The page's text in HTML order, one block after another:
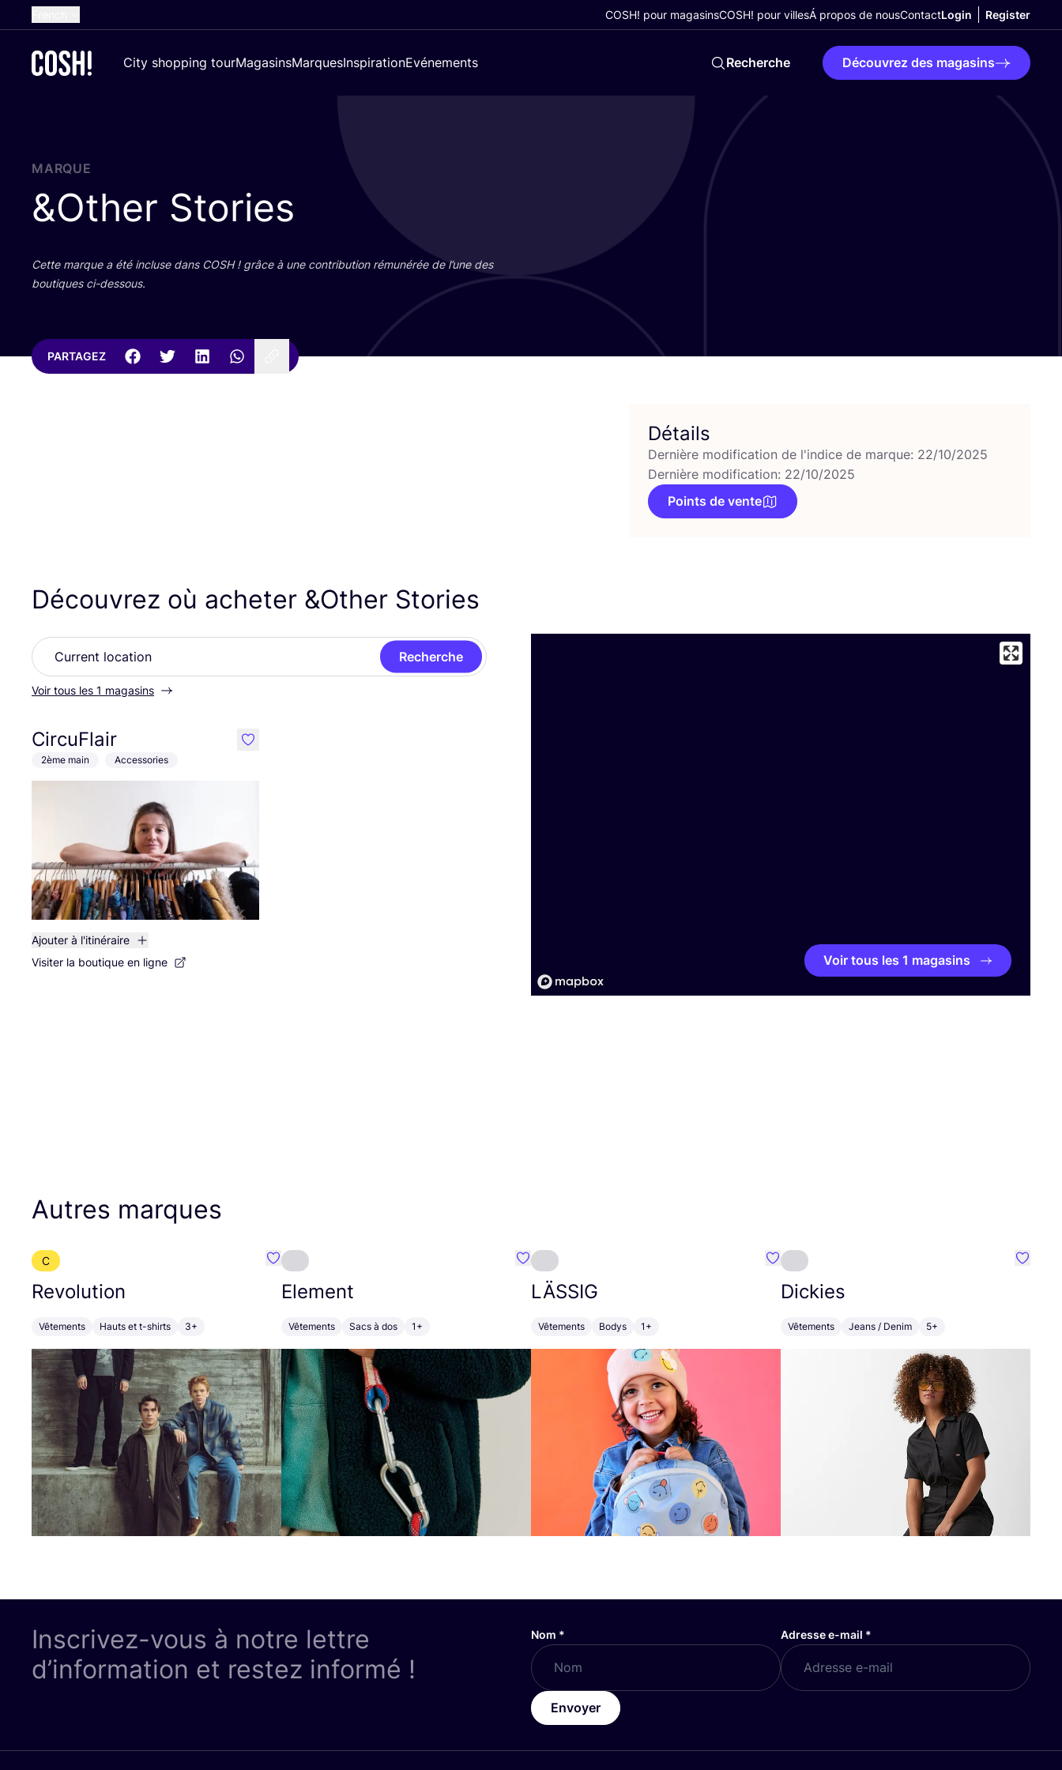
Dutch
Croatian
COSH! pour magasinsCOSH! pour villesÁ propos de nousContactLogin Register
City shopping tourMagasinsMarquesInspirationEvénements Recherche Découvrez des magasins
MARQUE
&Other Stories
Cette marque a été incluse dans COSH! grâce à une contri­bu­tion rému­né­rée de l’une des
bou­tiques ci-dessous.
PARTAGEZ
Détails
Dernière modification de l'indice de marque: 22/10/2025
Dernière modification: 22/10/2025
Points de vente
Découvrez où acheter &Other Stories
Recherche
Voir tous les 1 magasins
CircuFlair
2ème main Accessories
Ajouter à l'itinéraire
Visiter la boutique en ligne
like
Voir tous les 1 magasins
Autres marques
C
Revolution
Vêtements Hauts et t-shirts 3+
Préféré {nom}
Element
Vêtements Sacs à dos 1+
Préféré {nom}
LÄSSIG
Vêtements Bodys 1+
Préféré {nom}
Dickies
Vêtements Jeans / Denim 5+
Inscrivez-vous à notre lettre
d’information et restez informé !
Nom * Adresse e-mail *
Envoyer